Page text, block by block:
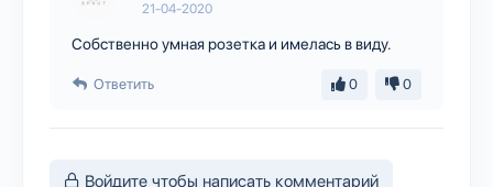
21-04-2020
Собственно умная розетка и имелась в виду.
Ответить 0 0
Войдите чтобы написать комментарий